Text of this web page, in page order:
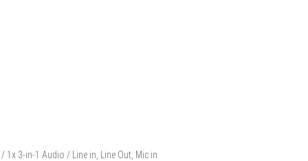
1x 3-in-1 Audio / Line in, Line Out, Mic in